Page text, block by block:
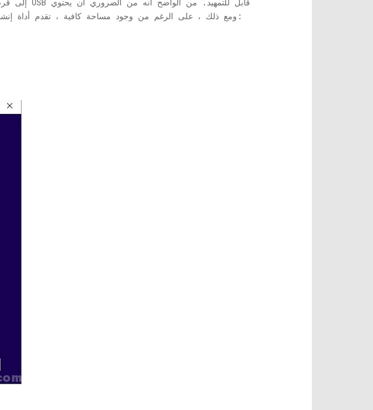
القرص على مساحة أكبر مما يتطلبه برنامج Windows 10. ومع ذلك ، على الرغم من وجود مساحة كافية ، تقدم أداة إنشاء الوسائط رسالة الخطأ التالية: